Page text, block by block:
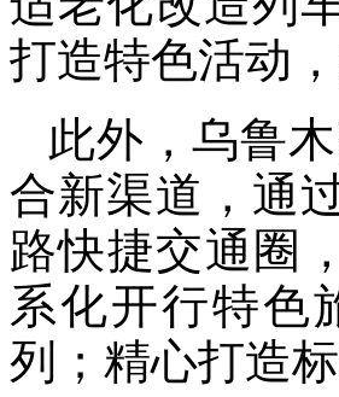
打造特色活动
此外，乌鲁
合新渠道，通
路快捷交通圈
系化开行特色
列；精心打造